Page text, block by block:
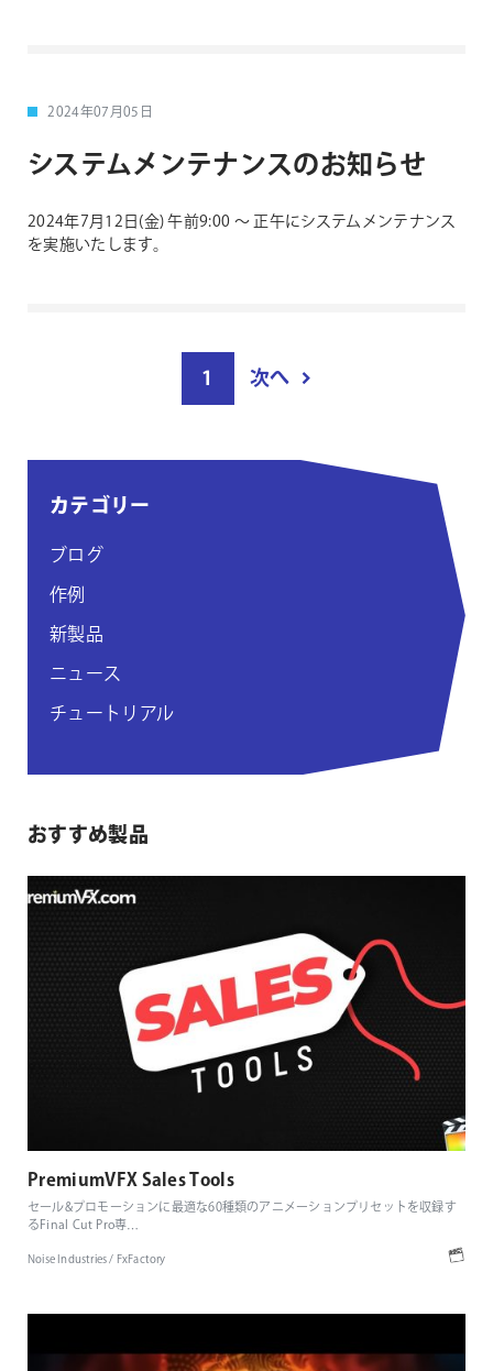
2024年07月05日
システムメンテナンスのお知らせ
2024年7月12日(金) 午前9:00 ～ 正午にシステムメンテナンス
を実施いたします。
ー
1 次へ
カテゴリー
ブログ
作例
新製品
ニュース
チュートリアル
おすすめ製品
PremiumVFX Sales Tools
セール&プロモーションに最適な60種類のアニメーションプリセットを収録す
るFinal Cut Pro専…
Noise Industries / FxFactory